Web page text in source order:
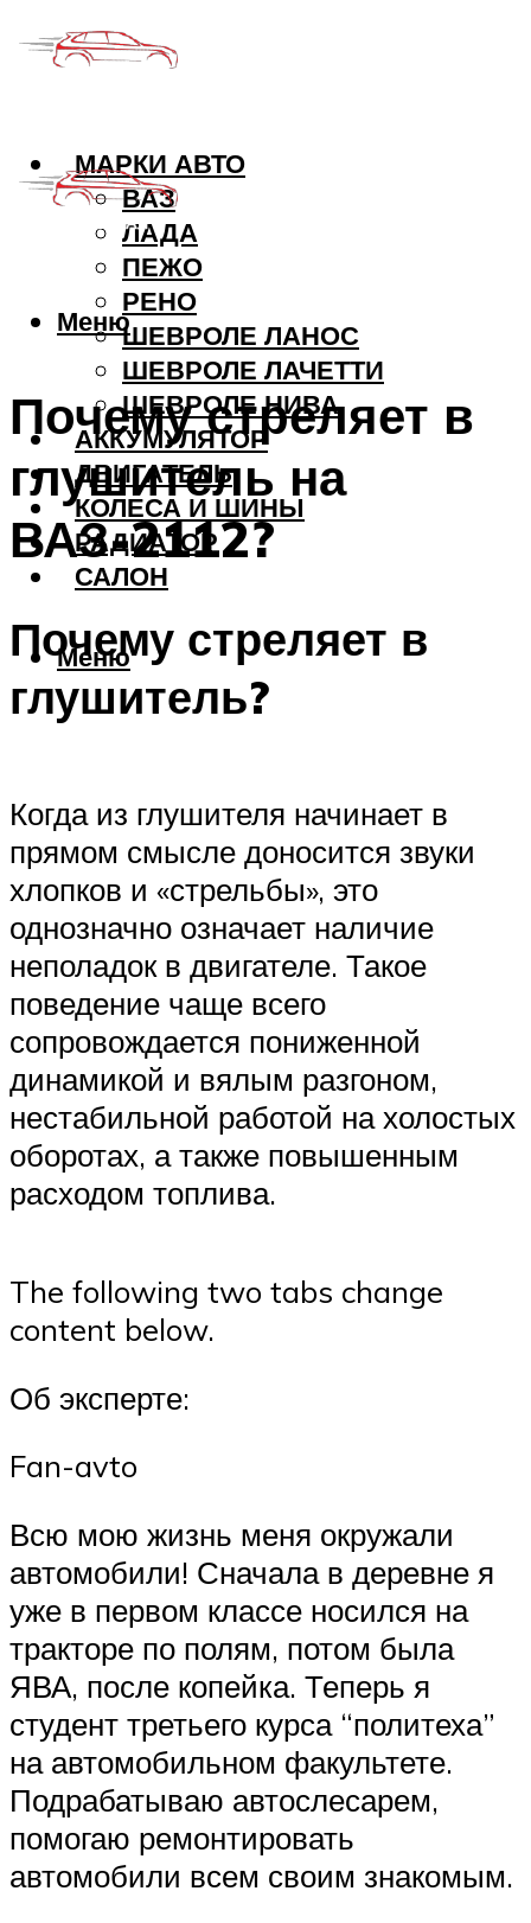
МАРКИ АВТО
ВАЗ
ЛАДА
ПЕЖО
РЕНО
ШЕВРОЛЕ ЛАНОС
ШЕВРОЛЕ ЛАЧЕТТИ
ШЕВРОЛЕ НИВА
АККУМУЛЯТОР
ДВИГАТЕЛЬ
КОЛЕСА И ШИНЫ
РАДИАТОР
САЛОН
Меню
Меню
Почему стреляет в
глушитель на
ВАЗ-2112?
Почему стреляет в
глушитель?
Когда из глушителя начинает в
прямом смысле доносится звуки
хлопков и «стрельбы», это
однозначно означает наличие
неполадок в двигателе. Такое
поведение чаще всего
сопровождается пониженной
динамикой и вялым разгоном,
нестабильной работой на холостых
оборотах, а также повышенным
расходом топлива.
The following two tabs change
content below.
Об эксперте:
Fan-avto
Всю мою жизнь меня окружали
автомобили! Сначала в деревне я
уже в первом классе носился на
тракторе по полям, потом была
ЯВА, после копейка. Теперь я
студент третьего курса “политеха”
на автомобильном факультете.
Подрабатываю автослесарем,
помогаю ремонтировать
автомобили всем своим знакомым.